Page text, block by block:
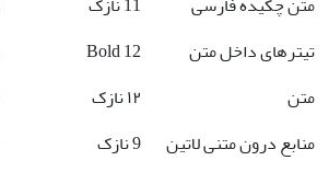
تیترهای داخل متن
12 Bold
متن
۱۲ نازک
منابع درون متنی لاتین
9 نازک